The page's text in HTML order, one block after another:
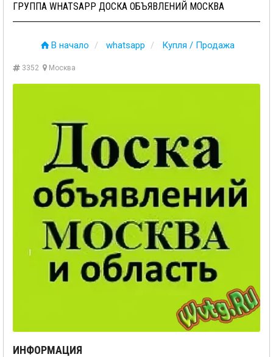
ГРУППА WHATSAPP ДОСКА ОБЪЯВЛЕНИЙ МОСКВА
В начало whatsapp Купля / Продажа
3352 Москва
ИНФОРМАЦИЯ